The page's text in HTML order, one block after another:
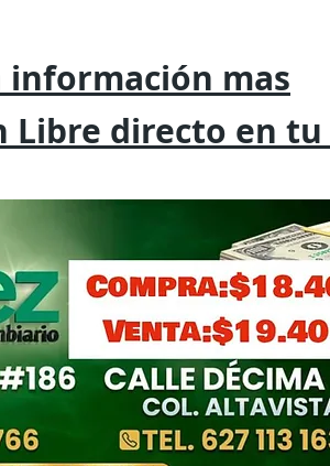
información mas
Libre directo en tu